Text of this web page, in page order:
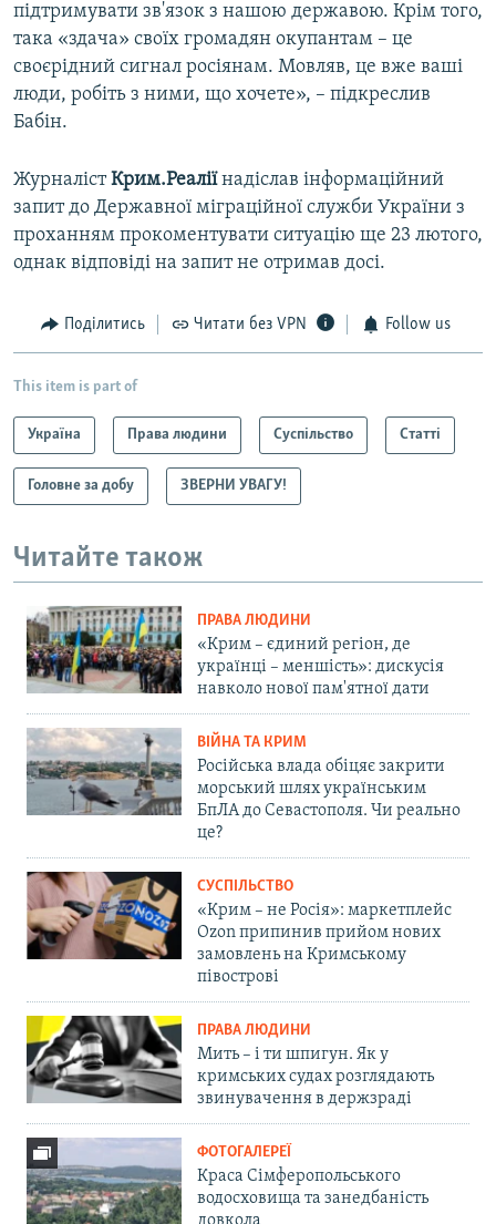
підтримувати зв'язок з нашою державою. Крім того,
така «здача» своїх громадян окупантам – це
своєрідний сигнал росіянам. Мовляв, це вже ваші
люди, робіть з ними, що хочете», – підкреслив
Бабін.
ЖурналістКрим.Реаліїнадіслав інформаційний
запит до Державної міграційної служби України з
проханням прокоментувати ситуацію ще 23 лютого,
однак відповіді на запит не отримав досі.
Поділитись Читати без VPN Follow us
This item is part of
Україна Права людини Суспільство Статті
Головне за добу ЗВЕРНИ УВАГУ!
Читайте також
ПРАВА ЛЮДИНИ
«Крим – єдиний регіон, де
українці – меншість»: дискусія
навколо нової пам'ятної дати
ВІЙНА ТА КРИМ
Російська влада обіцяє закрити
морський шлях українським
БпЛА до Севастополя. Чи реально
це?
СУСПІЛЬСТВО
«Крим – не Росія»: маркетплейс
Ozon припинив прийом нових
замовлень на Кримському
півострові
ПРАВА ЛЮДИНИ
Мить – і ти шпигун. Як у
кримських судах розглядають
звинувачення в держзраді
ФОТОГАЛЕРЕЇ
Краса Сімферопольського
водосховища та занедбаність